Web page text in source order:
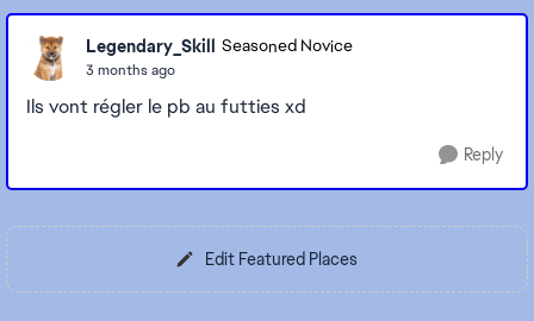
Legendary_Skill Seasoned Novice
3 months ago
Ils vont régler le pb au futties xd
Reply
Edit Featured Places